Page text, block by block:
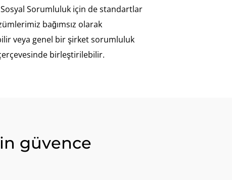
Sorumluluk için de standartlar
bağımsız olarak
veya genel bir şirket sorumluluk
birleştirilebilir.
güvence